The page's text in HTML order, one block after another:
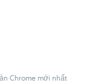
Chrome mới nhất